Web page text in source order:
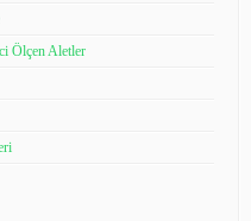
Ölçen Aletler